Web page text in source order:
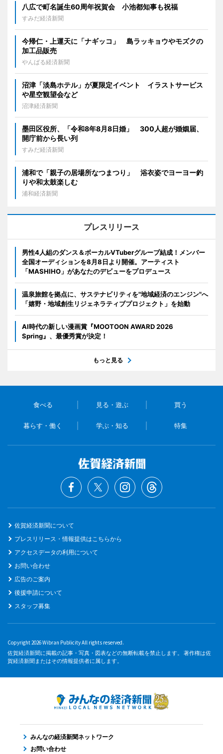
八広で町名誕生60周年祝賀会 小池都知事も祝福
すみだ経済新聞
今帰仁・上運天に「ナギッコ」 島ラッキョウやモズクの
加工品販売
やんばる経済新聞
沼津「淡島ホテル」が夏限定イベント イラストサービス
や星空観望会など
沼津経済新聞
墨田区役所、「令和8年8月8日婚」 300人超が婚姻届、
開庁前から長い列
すみだ経済新聞
浦和で「親子の居場所なつまつり」 浴衣姿でヨーヨー釣
りや和太鼓楽しむ
浦和経済新聞
プレスリリース
男性4人組のダンス＆ボーカルVTuberグループ結成！メンバー
全国オーディションを8月8日より開催。アーティスト
「MASHIHO」があなたのデビューをプロデュース
温泉旅館を拠点に、サステナビリティを"地域経済のエンジン"へ
「嬉野・地域創生リジェネラティブプロジェクト」を始動
AI時代の新しい漫画賞『MOOTOON AWARD 2026
Spring』、最優秀賞が決定！
もっと見る
食べる 見る・遊ぶ 買う
暮らす・働く 学ぶ・知る 特集
佐賀経済新聞について
プレスリリース・情報提供はこちらから
アクセスデータの利用について
お問い合わせ
広告のご案内
後援申請について
スタッフ募集
Copyright 2026 Wibran Publicity All rights reserved.
佐賀経済新聞に掲載の記事・写真・図表などの無断転載を禁止します。 著作権は佐
賀経済新聞またはその情報提供者に属します。
みんなの経済新聞ネットワーク
お問い合わせ